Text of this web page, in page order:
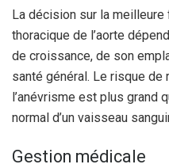
La décision sur la
thoracique de l’aorte
de croissance, de son
santé général. Le risque de
l’anévrisme est plus grand
normal d’un vaisseau
Gestion médicale